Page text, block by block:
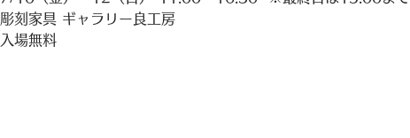
彫刻家具 ギャラリー良工房
入場無料